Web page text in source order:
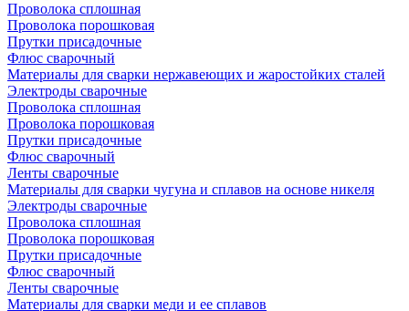
Проволока сплошная
Проволока порошковая
Прутки присадочные
Флюс сварочный
Материалы для сварки нержавеющих и жаростойких сталей
Электроды сварочные
Проволока сплошная
Проволока порошковая
Прутки присадочные
Флюс сварочный
Ленты сварочные
Материалы для сварки чугуна и сплавов на основе никеля
Электроды сварочные
Проволока сплошная
Проволока порошковая
Прутки присадочные
Флюс сварочный
Ленты сварочные
Материалы для сварки меди и ее сплавов